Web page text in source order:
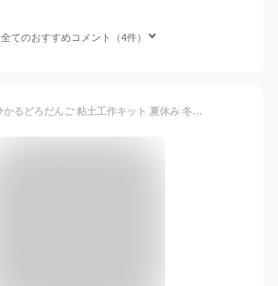
全てのおすすめコメント（4件）
工作キット ひかるどろだんご 粘土工作キット 夏休み 冬休み 自由研究 幼稚園 保育園 小学生 低学年 人気 泥だんご作り 楽しい